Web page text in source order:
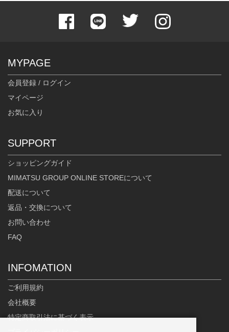
MYPAGE
会員登録 / ログイン
マイページ
お気に入り
SUPPORT
ショッピングガイド
MIMATSU GROUP ONLINE STOREについて
配送について
返品・交換について
お問い合わせ
FAQ
INFOMATION
ご利用規約
会社概要
特定商取引法に基づく表示